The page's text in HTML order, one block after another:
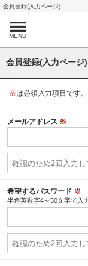
会員登録(入力ページ)
MENU
会員登録(入力ページ)
※は必須入力項目です。
メールアドレス ※
希望するパスワード ※
半角英数字4～50文字で入